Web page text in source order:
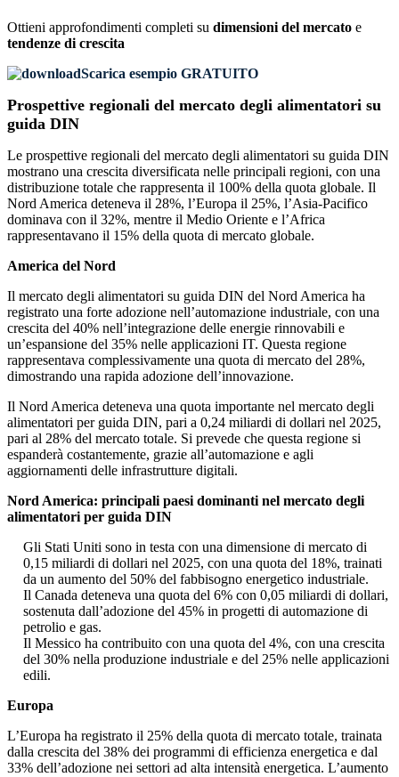
Ottieni approfondimenti completi su dimensioni del mercato e
tendenze di crescita
Scarica esempio GRATUITO
Prospettive regionali del mercato degli alimentatori su
guida DIN
Le prospettive regionali del mercato degli alimentatori su guida DIN
mostrano una crescita diversificata nelle principali regioni, con una
distribuzione totale che rappresenta il 100% della quota globale. Il
Nord America deteneva il 28%, l’Europa il 25%, l’Asia-Pacifico
dominava con il 32%, mentre il Medio Oriente e l’Africa
rappresentavano il 15% della quota di mercato globale.
America del Nord
Il mercato degli alimentatori su guida DIN del Nord America ha
registrato una forte adozione nell’automazione industriale, con una
crescita del 40% nell’integrazione delle energie rinnovabili e
un’espansione del 35% nelle applicazioni IT. Questa regione
rappresentava complessivamente una quota di mercato del 28%,
dimostrando una rapida adozione dell’innovazione.
Il Nord America deteneva una quota importante nel mercato degli
alimentatori per guida DIN, pari a 0,24 miliardi di dollari nel 2025,
pari al 28% del mercato totale. Si prevede che questa regione si
espanderà costantemente, grazie all’automazione e agli
aggiornamenti delle infrastrutture digitali.
Nord America: principali paesi dominanti nel mercato degli
alimentatori per guida DIN
Gli Stati Uniti sono in testa con una dimensione di mercato di
0,15 miliardi di dollari nel 2025, con una quota del 18%, trainati
da un aumento del 50% del fabbisogno energetico industriale.
Il Canada deteneva una quota del 6% con 0,05 miliardi di dollari,
sostenuta dall’adozione del 45% in progetti di automazione di
petrolio e gas.
Il Messico ha contribuito con una quota del 4%, con una crescita
del 30% nella produzione industriale e del 25% nelle applicazioni
edili.
Europa
L’Europa ha registrato il 25% della quota di mercato totale, trainata
dalla crescita del 38% dei programmi di efficienza energetica e dal
33% dell’adozione nei settori ad alta intensità energetica. L’aumento